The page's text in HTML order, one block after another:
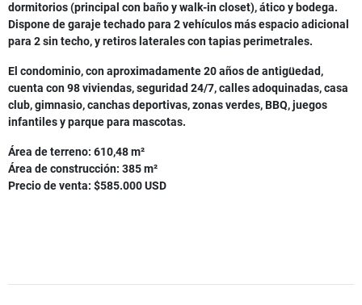
dormitorios (principal con baño y walk-in closet), ático y bodega.
Dispone de garaje techado para 2 vehículos más espacio adicional
para 2 sin techo, y retiros laterales con tapias perimetrales.
El condominio, con aproximadamente 20 años de antigüedad,
cuenta con 98 viviendas, seguridad 24/7, calles adoquinadas, casa
club, gimnasio, canchas deportivas, zonas verdes, BBQ, juegos
infantiles y parque para mascotas.
Área de terreno: 610,48 m²
Área de construcción: 385 m²
Precio de venta: $585.000 USD